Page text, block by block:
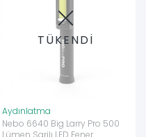
TÜKENDİ
Aydınlatma
Nebo 6640 Big Larry Pro 500
Lümen Şarjlı LED Fener